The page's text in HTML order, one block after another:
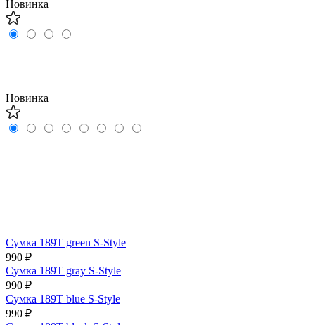
Новинка
Новинка
Сумка 189T green S-Style
990 ₽
Сумка 189T gray S-Style
990 ₽
Сумка 189T blue S-Style
990 ₽